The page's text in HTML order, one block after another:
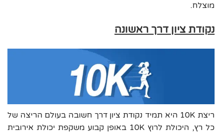
מוצלח.
נקודת ציון דרך ראשונה
ריצת 10K היא תמיד נקודת ציון דרך חשובה בעולם הריצה של
כל רץ, היכולת לרוץ 10K באופן קבוע משקפת יכולת אירובית